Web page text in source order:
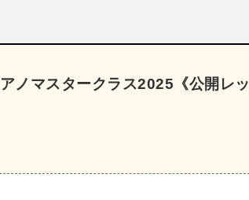
ノマスタークラス2025《公開レッ